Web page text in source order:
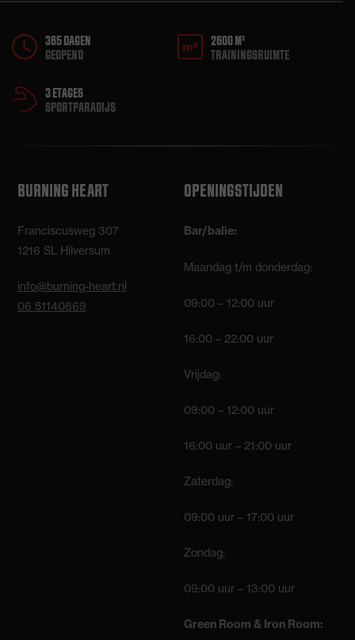
365 DAGEN
GEOPEND
2600 M²
TRAININGSRUIMTE
3 ETAGES
SPORTPARADIJS
BURNING HEART
Franciscusweg 307
1216 SL Hilversum
info@burning-heart.nl
06 51140869
OPENINGSTIJDEN
Bar/balie:
Maandag t/m donderdag:
09:00 – 12:00 uur
16:00 – 22:00 uur
Vrijdag:
09:00 – 12:00 uur
16:00 uur – 21:00 uur
Zaterdag:
09:00 uur – 17:00 uur
Zondag:
09:00 uur – 13:00 uur
Green Room & Iron Room: